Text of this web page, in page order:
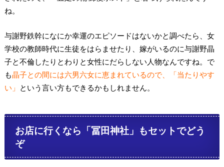
ね。
与謝野鉄幹になにか幸運のエピソードはないかと調べたら、女
学校の教師時代に生徒をはらませたり、嫁がいるのに与謝野晶
子と不倫したりとわりと女性にだらしない人物なんですね。で
も晶子との間には六男六女に恵まれているので、「当たりやす
い」
という言い方もできるかもしれません。
お店に行くなら「冨田神社」もセットでどう
ぞ